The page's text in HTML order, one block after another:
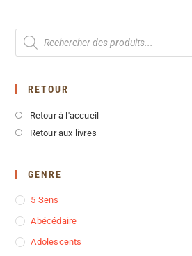
RETOUR
Retour à l'accueil
Retour aux livres
GENRE
5 Sens
Abécédaire
Adolescents